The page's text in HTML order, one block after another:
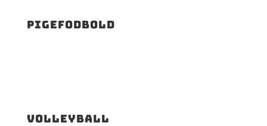
Pigefodbold
Volleyball